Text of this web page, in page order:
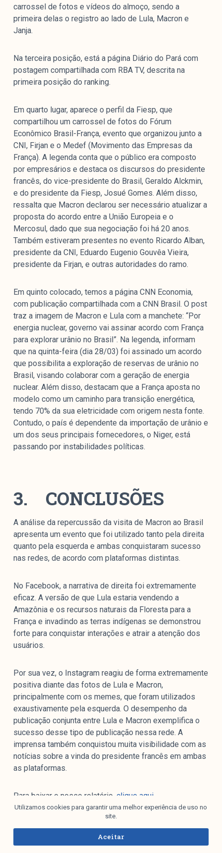
carrossel de fotos e vídeos do almoço, sendo a
primeira delas o registro ao lado de Lula, Macron e
Janja.
Na terceira posição, está a página Diário do Pará com
postagem compartilhada com RBA TV, descrita na
primeira posição do ranking.
Em quarto lugar, aparece o perfil da Fiesp, que
compartilhou um carrossel de fotos do Fórum
Econômico Brasil-França, evento que organizou junto a
CNI, Firjan e o Medef (Movimento das Empresas da
França). A legenda conta que o público era composto
por empresários e destaca os discursos do presidente
francês, do vice-presidente do Brasil, Geraldo Alckmin,
e do presidente da Fiesp, Josué Gomes. Além disso,
ressalta que Macron declarou ser necessário atualizar a
proposta do acordo entre a União Europeia e o
Mercosul, dado que sua negociação foi há 20 anos.
Também estiveram presentes no evento Ricardo Alban,
presidente da CNI, Eduardo Eugenio Gouvêa Vieira,
presidente da Firjan, e outras autoridades do ramo.
Em quinto colocado, temos a página CNN Economia,
com publicação compartilhada com a CNN Brasil. O post
traz a imagem de Macron e Lula com a manchete: “Por
energia nuclear, governo vai assinar acordo com França
para explorar urânio no Brasil”. Na legenda, informam
que na quinta-feira (dia 28/03) foi assinado um acordo
que possibilita a exploração de reservas de urânio no
Brasil, visando colaborar com a geração de energia
nuclear. Além disso, destacam que a França aposta no
modelo como um caminho para transição energética,
tendo 70% da sua eletricidade com origem nesta fonte.
Contudo, o país é dependente da importação de urânio e
um dos seus principais fornecedores, o Niger, está
passando por instabilidades políticas.
3. CONCLUSÕES
A análise da repercussão da visita de Macron ao Brasil
apresenta um evento que foi utilizado tanto pela direita
quanto pela esquerda e ambas conquistaram sucesso
nas redes, de acordo com plataformas distintas.
No Facebook, a narrativa de direita foi extremamente
eficaz. A versão de que Lula estaria vendendo a
Amazônia e os recursos naturais da Floresta para a
França e invadindo as terras indígenas se demonstrou
forte para conquistar interações e atrair a atenção dos
usuários.
Por sua vez, o Instagram reagiu de forma extremamente
positiva diante das fotos de Lula e Macron,
principalmente com os memes, que foram utilizados
exaustivamente pela esquerda. O desempenho da
publicação conjunta entre Lula e Macron exemplifica o
sucesso desse tipo de publicação nessa rede. A
imprensa também conquistou muita visibilidade com as
notícias sobre a vinda do presidente francês em ambas
as plataformas.
Para baixar o nosso relatório, clique aqui.
4.Política nas Redes
Utilizamos cookies para garantir uma melhor experiência de uso no
site.
Aceitar